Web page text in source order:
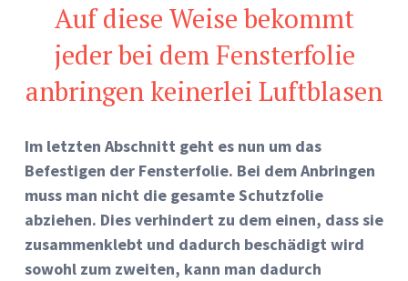
Auf diese Weise bekommt
jeder bei dem Fensterfolie
anbringen keinerlei Luftblasen
Im letzten Abschnitt geht es nun um das
Befestigen der Fensterfolie. Bei dem Anbringen
muss man nicht die gesamte Schutzfolie
abziehen. Dies verhindert zu dem einen, dass sie
zusammenklebt und dadurch beschädigt wird
sowohl zum zweiten, kann man dadurch